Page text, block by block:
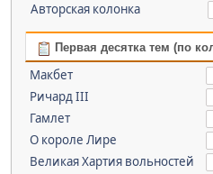
Авторская колонка
Первая десятка тем (по
Макбет
Ричард III
Гамлет
О короле Лире
Великая Хартия вольностей